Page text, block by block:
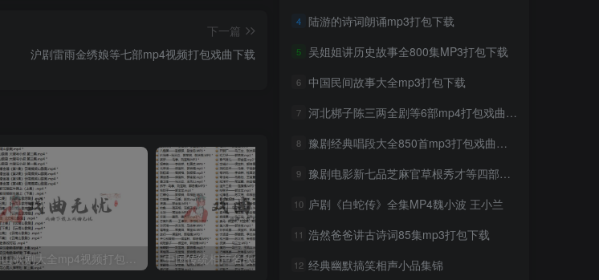
下一篇
沪剧雷雨金绣娘等七部mp4视频打包戏曲下载
中国传统相声名段经典相声大全mp3打包戏曲下载
4 陆游的诗词朗诵mp3打包下载
5 吴姐姐讲历史故事全800集MP3打包下载
6 中国民间故事大全mp3打包下载
7 河北梆子陈三两全剧等6部mp4打包戏曲下载
8 豫剧经典唱段大全850首mp3打包戏曲下载
9 豫剧电影新七品芝麻官草根秀才等四部打包戏曲下载
10 庐剧《白蛇传》全集MP4魏小波 王小兰
11 浩然爸爸讲古诗词85集mp3打包下载
12 经典幽默搞笑相声小品集锦